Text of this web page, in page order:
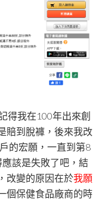
得我在100年出來創
賠到脫褲，後來我改
的宏願，一直到第8
該是失敗了吧，結
改變的原因在於我願
個保健食品廠商的時